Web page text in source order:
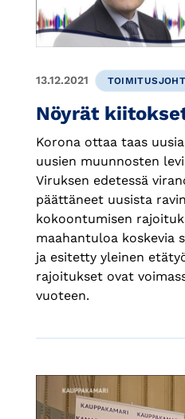
13.12.2021
Nöyrät
Korona ottaa taas
uusien muunnosten
Viruksen edetessä
päättäneet uusista
kokoontumisen
maahantuloa koskevia
ja esitetty yleinen
rajoitukset ovat
vuoteen.